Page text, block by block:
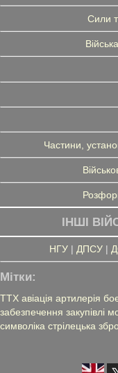
Сили
Частини,
ІНШІ
НГУ| ДПСУ|
Мітки:
ТТХ авіація артилерія
забезпечення закупівлі
символіка стрілецька